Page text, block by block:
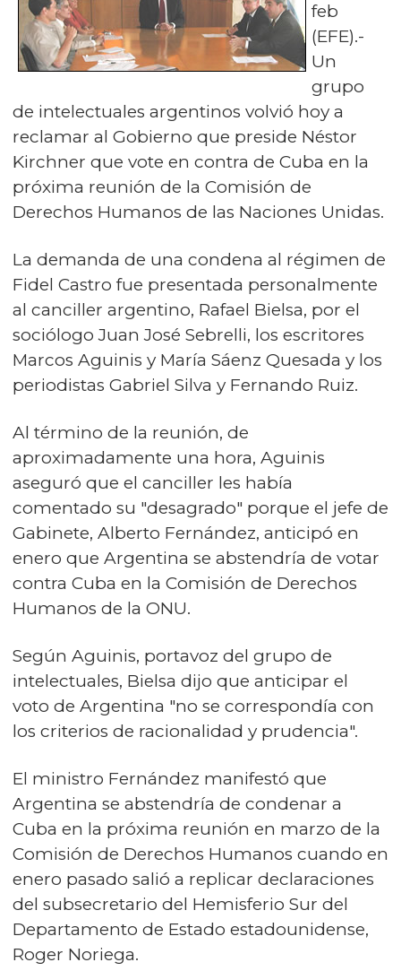
feb
(EFE).-
Un
grupo
de intelectuales argentinos volvió hoy a
reclamar al Gobierno que preside Néstor
Kirchner que vote en contra de Cuba en la
próxima reunión de la Comisión de
Derechos Humanos de las Naciones Unidas.
La demanda de una condena al régimen de
Fidel Castro fue presentada personalmente
al canciller argentino, Rafael Bielsa, por el
sociólogo Juan José Sebrelli, los escritores
Marcos Aguinis y María Sáenz Quesada y los
periodistas Gabriel Silva y Fernando Ruiz.
Al término de la reunión, de
aproximadamente una hora, Aguinis
aseguró que el canciller les había
comentado su "desagrado" porque el jefe de
Gabinete, Alberto Fernández, anticipó en
enero que Argentina se abstendría de votar
contra Cuba en la Comisión de Derechos
Humanos de la ONU.
Según Aguinis, portavoz del grupo de
intelectuales, Bielsa dijo que anticipar el
voto de Argentina "no se correspondía con
los criterios de racionalidad y prudencia".
El ministro Fernández manifestó que
Argentina se abstendría de condenar a
Cuba en la próxima reunión en marzo de la
Comisión de Derechos Humanos cuando en
enero pasado salió a replicar declaraciones
del subsecretario del Hemisferio Sur del
Departamento de Estado estadounidense,
Roger Noriega.